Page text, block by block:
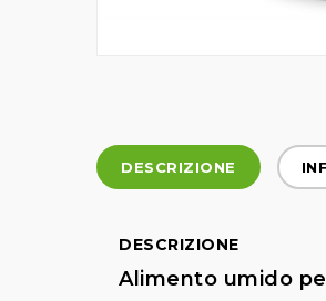
DESCRIZIONE
DESCRIZIONE
Alimento umido